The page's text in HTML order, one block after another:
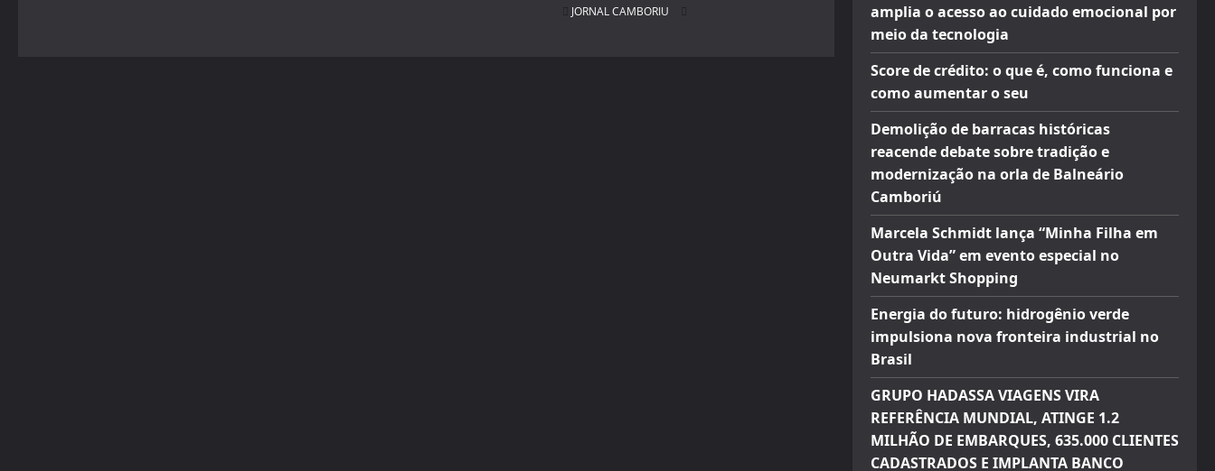
JORNAL CAMBORIU
amplia o acesso ao cuidado emocional por
meio da tecnologia
Score de crédito: o que é, como funciona e
como aumentar o seu
Demolição de barracas históricas
reacende debate sobre tradição e
modernização na orla de Balneário
Camboriú
Marcela Schmidt lança “Minha Filha em
Outra Vida” em evento especial no
Neumarkt Shopping
Energia do futuro: hidrogênio verde
impulsiona nova fronteira industrial no
Brasil
GRUPO HADASSA VIAGENS VIRA
REFERÊNCIA MUNDIAL, ATINGE 1.2
MILHÃO DE EMBARQUES, 635.000 CLIENTES
CADASTRADOS E IMPLANTA BANCO